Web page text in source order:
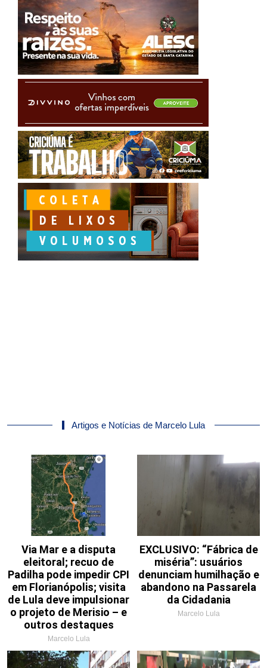
Artigos e Notícias de Marcelo Lula
Via Mar e a disputa
eleitoral; recuo de
Padilha pode impedir CPI
em Florianópolis; visita
de Lula deve impulsionar
o projeto de Merisio – e
outros destaques
Marcelo Lula
EXCLUSIVO: “Fábrica de
miséria”: usuários
denunciam humilhação e
abandono na Passarela
da Cidadania
Marcelo Lula